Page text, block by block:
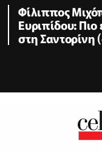
Φίλιππος
Ευριπίδου:
στη Σαντορίνη